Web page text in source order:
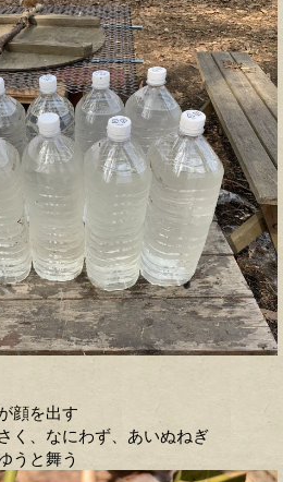
顔を出す
く、なにわず、あいぬねぎ
うと舞う